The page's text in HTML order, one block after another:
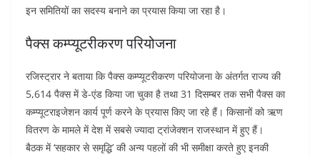
इन समितियों का सदस्य बनाने का प्रयास किया जा रहा है।
पैक्स कम्प्यूटरीकरण परियोजना
रजिस्ट्रार ने बताया कि पैक्स कम्प्यूटरीकरण परियोजना के अंतर्गत राज्य की
5,614 पैक्स में डे-एंड किया जा चुका है तथा 31 दिसम्बर तक सभी पैक्स का
कम्प्यूटराइजेशन कार्य पूर्ण करने के प्रयास किए जा रहे हैं। किसानों को ऋण
वितरण के मामले में देश में सबसे ज्यादा ट्रांजेक्शन राजस्थान में हुए हैं।
बैठक में ‘सहकार से समृद्धि’ की अन्य पहलों की भी समीक्षा करते हुए इनकी